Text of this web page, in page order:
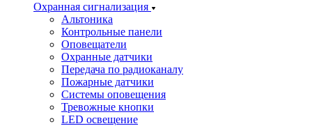
Охранная сигнализация
Альтоника
Контрольные панели
Оповещатели
Охранные датчики
Передача по радиоканалу
Пожарные датчики
Системы оповещения
Тревожные кнопки
LED освещение